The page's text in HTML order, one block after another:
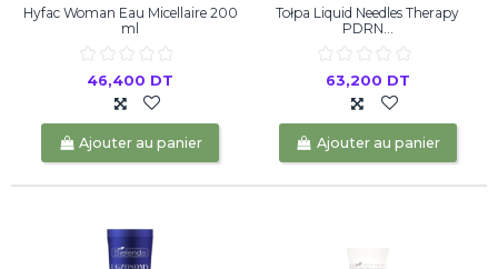
Hyfac Woman Eau Micellaire 200
ml
46,400 DT
Ajouter au panier
Tołpa Liquid Needles Therapy
PDRN...
63,200 DT
Ajouter au panier